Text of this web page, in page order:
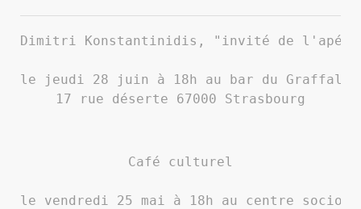
Dimitri Konstantinidis, "invité de
le jeudi 28 juin à 18h au bar du
17 rue déserte 67000 Strasbourg
Café culturel
le vendredi 25 mai à 18h au centre